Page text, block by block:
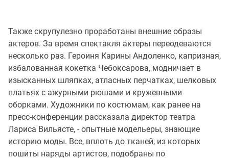
Также скрупулезно проработаны внешние образы
актеров. За время спектакля актеры переодеваются
несколько раз. Героиня Карины Андоленко, капризная,
избалованная кокетка Чебоксарова, модничает в
изысканных шляпках, атласных перчатках, шелковых
платьях с ажурными рюшами и кружевными
оборками. Художники по костюмам, как ранее на
пресс-конференции рассказала директор театра
Лариса Вильясте, - опытные модельеры, знающие
историю моды. Все, вплоть до тканей, из которых
пошиты наряды артистов, подобраны по